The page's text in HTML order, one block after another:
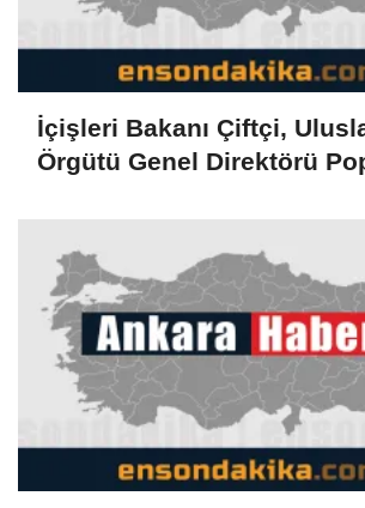
İçişleri Bakanı Çiftçi,
Örgütü Genel Direktörü